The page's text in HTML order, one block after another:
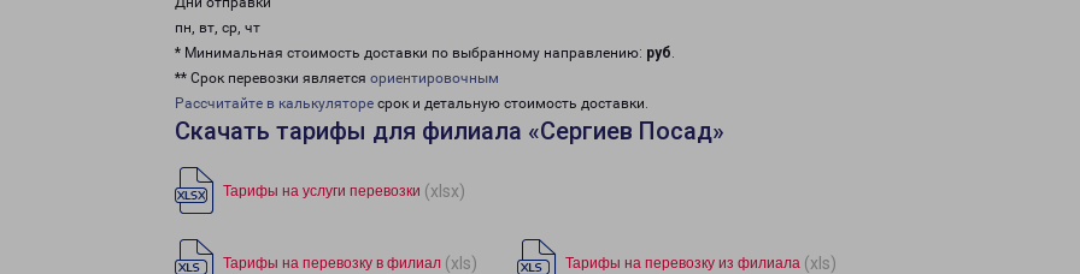
пн, вт, ср, чт
* Минимальная стоимость доставки по выбранному направлению: руб.
** Срок перевозки является ориентировочным
Рассчитайте в калькуляторе срок и детальную стоимость доставки.
Скачать тарифы для филиала «Сергиев Посад»
Тарифы на услуги перевозки (xlsx)
Тарифы на перевозку в филиал (xls) Тарифы на перевозку из филиала (xls)